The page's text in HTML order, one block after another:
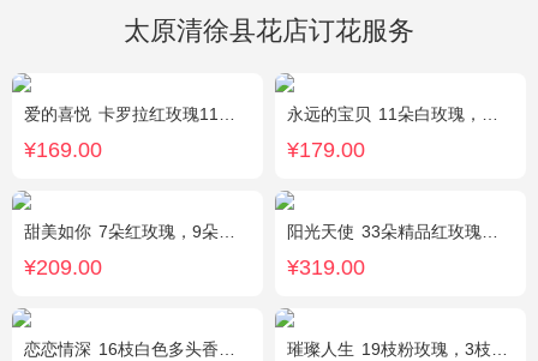
太原清徐县花店订花服务
爱的喜悦 卡罗拉红玫瑰11枝、白色满天星、尤加利搭配
¥169.00
永远的宝贝 11朵白玫瑰，搭配适量紫色勿忘我、黄莺、栀子叶间插。
¥179.00
甜美如你 7朵红玫瑰，9朵戴安娜粉玫瑰，白色满天星丰满间插，尤加利搭配
¥209.00
阳光天使 33朵精品红玫瑰，外围搭配适量红色、粉色、白色石竹梅。
¥319.00
恋恋情深 16枝白色多头香水百合，黄莺点缀。 璀璨人生 19枝粉玫瑰，3枝向日葵，绿叶搭配